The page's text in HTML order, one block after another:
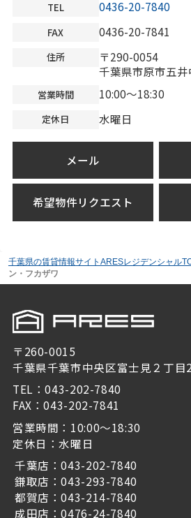
TEL 0436-20-7840
FAX 0436-20-7841
住所
〒290-0054
千葉県市原市五
営業時間 10:00～18:30
定休日 水曜日
メール
希望物件リクエスト
千葉県の賃貸情報サイトARESレジデンシャル
ン・フカザワ
〒260-0015
千葉県千葉市中央区富士見２丁
TEL：043-202-7840
FAX：043-202-7841
営業時間：10:00～18:30
定休日：水曜日
千葉店：043-202-7840
鎌取店：043-293-7840
都賀店：043-214-7840
成田店：0476-24-7840